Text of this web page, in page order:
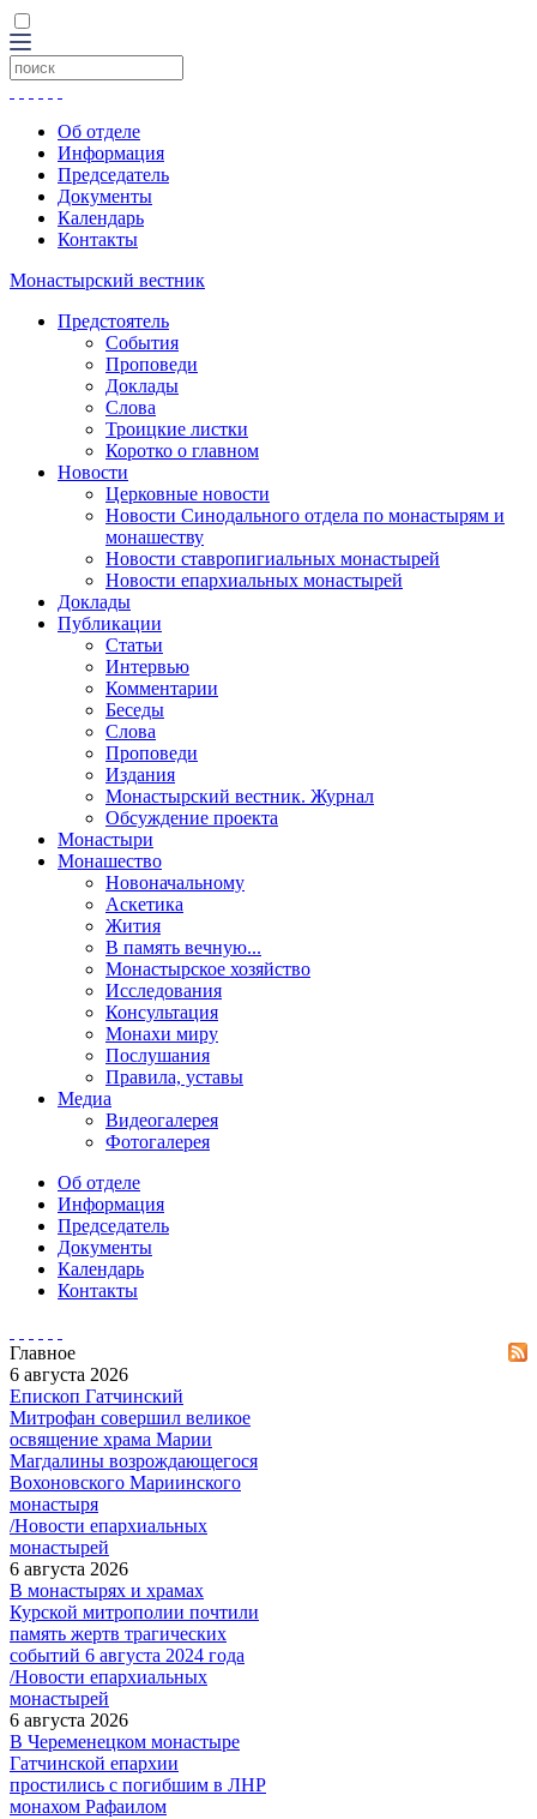
Об отделе
Информация
Председатель
Документы
Календарь
Контакты
Монастырский вестник
Предстоятель
События
Проповеди
Доклады
Слова
Троицкие листки
Коротко о главном
Новости
Церковные новости
Новости Синодального отдела по монастырям и
монашеству
Новости ставропигиальных монастырей
Новости епархиальных монастырей
Доклады
Публикации
Статьи
Интервью
Комментарии
Беседы
Слова
Проповеди
Издания
Монастырский вестник. Журнал
Обсуждение проекта
Монастыри
Монашество
Новоначальному
Аскетика
Жития
В память вечную...
Монастырское хозяйство
Исследования
Консультация
Монахи миру
Послушания
Правила, уставы
Медиа
Видеогалерея
Фотогалерея
Об отделе
Информация
Председатель
Документы
Календарь
Контакты
Главное
6 августа 2026
Епископ Гатчинский
Митрофан совершил великое
освящение храма Марии
Магдалины возрождающегося
Вохоновского Мариинского
монастыря
/Новости епархиальных
монастырей
6 августа 2026
В монастырях и храмах
Курской митрополии почтили
память жертв трагических
событий 6 августа 2024 года
/Новости епархиальных
монастырей
6 августа 2026
В Череменецком монастыре
Гатчинской епархии
простились с погибшим в ЛНР
монахом Рафаилом